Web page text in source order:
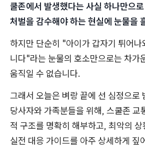
쿨존에서 발생했다는 사실 하나만으
처벌을 감수해야 하는 현실에 눈물을
하지만 단순히 "아이가 갑자기 튀어나
니다"라는 눈물의 호소만으로는 차가
움직일 수 없습니다.
그래서 오늘은 벼랑 끝에 선 심정으로
당사자와 가족분들을 위해, 스쿨존 교
적 구조를 명확히 해부하고, 최악의
실전 대응 가이드를 아주 상세하게 짚